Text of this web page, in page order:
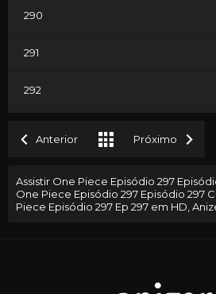
290
291
292
295
Anterior Próximo
Assistir One Piece Episódio 297
One Piece Episódio 297 Episódio 297
Piece Episódio 297 Ep 297 em HD,